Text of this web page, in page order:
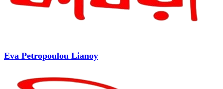
Eva Petropoulou Lianoy